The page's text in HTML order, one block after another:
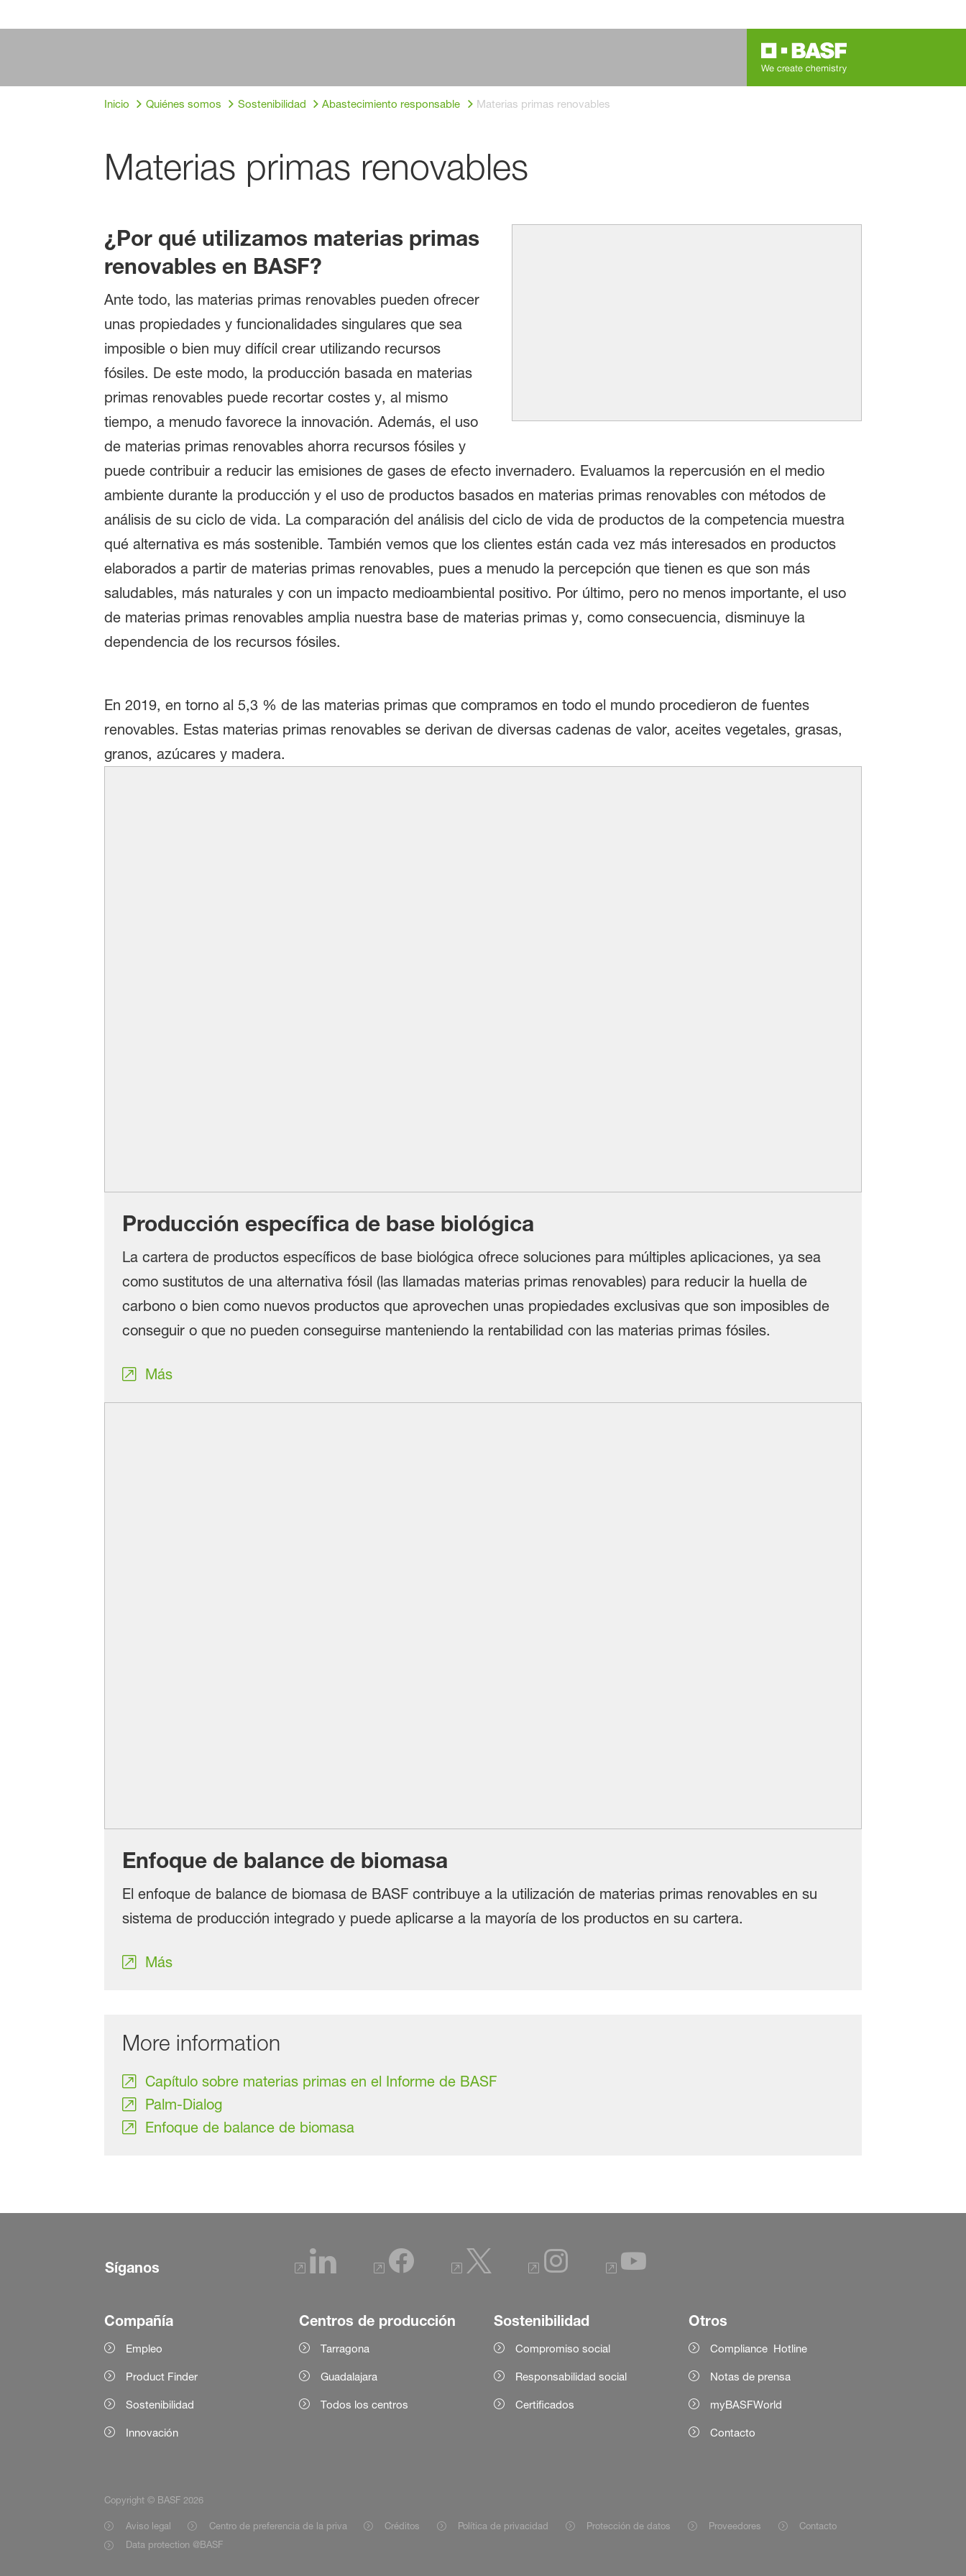
Inicio Quiénes somos Sostenibilidad Abastecimiento responsable Materias primas renovables
Materias primas renovables
¿Por qué utilizamos materias primas
renovables en BASF?
Ante todo, las materias primas renovables pueden ofrecer
unas propiedades y funcionalidades singulares que sea
imposible o bien muy difícil crear utilizando recursos
fósiles. De este modo, la producción basada en materias
primas renovables puede recortar costes y, al mismo
tiempo, a menudo favorece la innovación. Además, el uso
de materias primas renovables ahorra recursos fósiles y
puede contribuir a reducir las emisiones de gases de efecto invernadero. Evaluamos la repercusión en el medio
ambiente durante la producción y el uso de productos basados en materias primas renovables con métodos de
análisis de su ciclo de vida. La comparación del análisis del ciclo de vida de productos de la competencia muestra
qué alternativa es más sostenible. También vemos que los clientes están cada vez más interesados en productos
elaborados a partir de materias primas renovables, pues a menudo la percepción que tienen es que son más
saludables, más naturales y con un impacto medioambiental positivo. Por último, pero no menos importante, el uso
de materias primas renovables amplia nuestra base de materias primas y, como consecuencia, disminuye la
dependencia de los recursos fósiles.
En 2019, en torno al 5,3 % de las materias primas que compramos en todo el mundo procedieron de fuentes
renovables. Estas materias primas renovables se derivan de diversas cadenas de valor, aceites vegetales, grasas,
granos, azúcares y madera.
Producción específica de base biológica
La cartera de productos específicos de base biológica ofrece soluciones para múltiples aplicaciones, ya sea
como sustitutos de una alternativa fósil (las llamadas materias primas renovables) para reducir la huella de
carbono o bien como nuevos productos que aprovechen unas propiedades exclusivas que son imposibles de
conseguir o que no pueden conseguirse manteniendo la rentabilidad con las materias primas fósiles.
Más
Enfoque de balance de biomasa
El enfoque de balance de biomasa de BASF contribuye a la utilización de materias primas renovables en su
sistema de producción integrado y puede aplicarse a la mayoría de los productos en su cartera.
Más
More information
Capítulo sobre materias primas en el Informe de BASF
Palm-Dialog
Enfoque de balance de biomasa
Síganos
Compañía
Empleo
Product Finder
Sostenibilidad
Innovación
Centros de producción
Tarragona
Guadalajara
Todos los centros
Sostenibilidad
Compromiso social
Responsabilidad social
Certificados
Otros
Compliance Hotline
Notas de prensa
myBASFWorld
Contacto
Copyright © BASF 2026
Aviso legal Centro de preferencia de la priva Créditos Política de privacidad Protección de datos Proveedores
Contacto
Data protection @BASF